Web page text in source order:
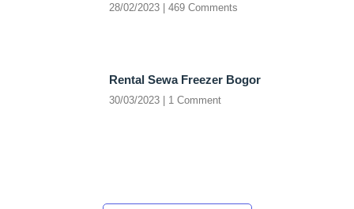
28/02/2023 469 Comments
Rental Sewa Freezer Bogor
30/03/2023 1 Comment